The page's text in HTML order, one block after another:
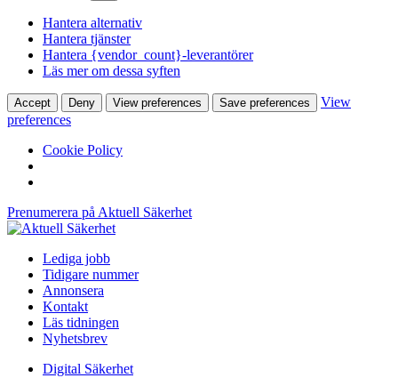
Hantera alternativ
Hantera tjänster
Hantera {vendor_count}-leverantörer
Läs mer om dessa syften
Accept Deny View preferences Save preferences
View
preferences
Cookie Policy
Prenumerera på Aktuell Säkerhet
Lediga jobb
Tidigare nummer
Annonsera
Kontakt
Läs tidningen
Nyhetsbrev
Digital Säkerhet